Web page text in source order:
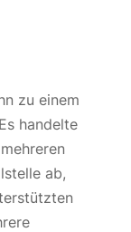
zu einem
handelte
ab,